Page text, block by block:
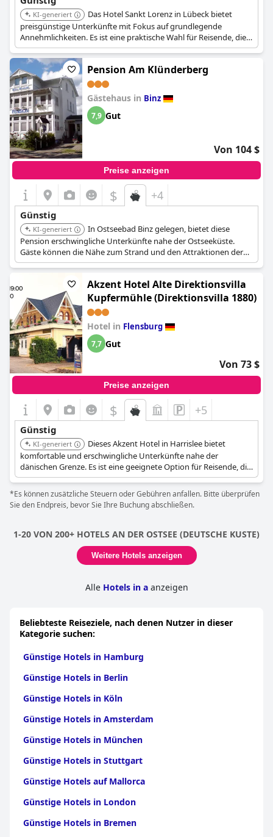
KI-generiert
Das Hotel Sankt Lorenz in Lübeck bietet
preisgünstige Unterkünfte mit Fokus auf grundlegende
Annehmlichkeiten. Es ist eine praktische Wahl für Reisende, die
eine erschwingliche Unterkunft während ihres Besuchs in
Lübeck suchen.
Pension Am Klünderberg
Gästehaus in Binz
7,9 Gut
Von 104 $
Preise anzeigen
$ +4
Günstig
KI-generiert
In Ostseebad Binz gelegen, bietet diese
Pension erschwingliche Unterkünfte nahe der Ostseeküste.
Gäste können die Nähe zum Strand und den Attraktionen der
Stadt genießen.
Akzent Hotel Alte Direktionsvilla
Kupfermühle (Direktionsvilla 1880)
Hotel in Flensburg
7,7 Gut
Von 73 $
Preise anzeigen
$ +5
Günstig
KI-generiert
Dieses Akzent Hotel in Harrislee bietet
komfortable und erschwingliche Unterkünfte nahe der
dänischen Grenze. Es ist eine geeignete Option für Reisende, die
einen preisgünstigen Aufenthalt bei der Erkundung der
Flensburger Gegend suchen.
*Es können zusätzliche Steuern oder Gebühren anfallen. Bitte überprüfen
Sie den Endpreis, bevor Sie Ihre Buchung abschließen.
1-20 VON 200+ HOTELS AN DER OSTSEE (DEUTSCHE KUSTE)
Weitere Hotels anzeigen
Alle Hotels in aanzeigen
Beliebteste Reiseziele, nach denen Nutzer in dieser
Kategorie suchen:
Günstige Hotels in Hamburg
Günstige Hotels in Berlin
Günstige Hotels in Köln
Günstige Hotels in Amsterdam
Günstige Hotels in München
Günstige Hotels in Stuttgart
Günstige Hotels auf Mallorca
Günstige Hotels in London
Günstige Hotels in Bremen